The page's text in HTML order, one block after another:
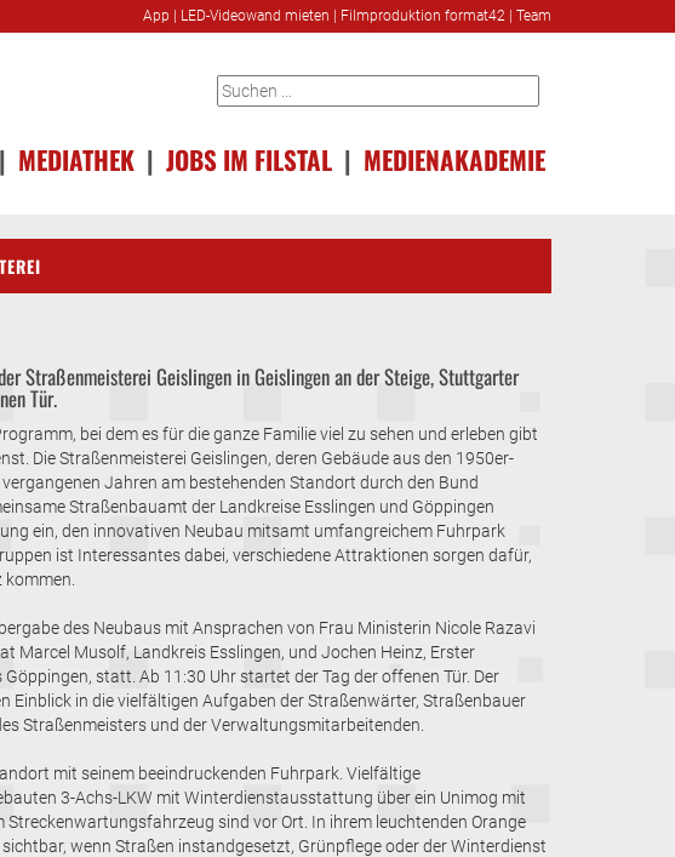
App LED-Videowand mieten Filmproduktion format42 Team
| MEDIATHEK | JOBS IM FILSTAL | MEDIENAKADEMIE
Straßenmeisterei Geislingen in Geislingen an der Steige, Stuttgarter
Tür.
bei dem es für die ganze Familie viel zu sehen und erleben gibt
Die Straßenmeisterei Geislingen, deren Gebäude aus den 1950er-
Jahren am bestehenden Standort durch den Bund
Straßenbauamt der Landkreise Esslingen und Göppingen
ein, den innovativen Neubau mitsamt umfangreichem Fuhrpark
ist Interessantes dabei, verschiedene Attraktionen sorgen dafür,
des Neubaus mit Ansprachen von Frau Ministerin Nicole Razavi
Marcel Musolf, Landkreis Esslingen, und Jochen Heinz, Erster
statt. Ab 11:30 Uhr startet der Tag der offenen Tür. Der
Einblick in die vielfältigen Aufgaben der Straßenwärter, Straßenbauer
Straßenmeisters und der Verwaltungsmitarbeitenden.
mit seinem beeindruckenden Fuhrpark. Vielfältige
3-Achs-LKW mit Winterdienstausstattung über ein Unimog mit
sind vor Ort. In ihrem leuchtenden Orange
wenn Straßen instandgesetzt, Grünpflege oder der Winterdienst